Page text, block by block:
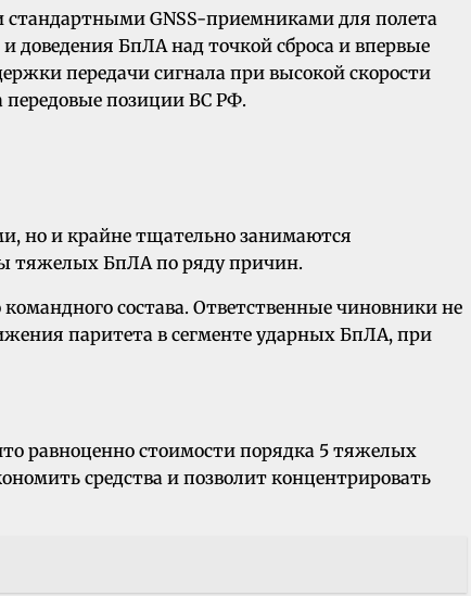
GNSS-приемниками для полета
доведения БпЛА над точкой сброса и впервые
передачи сигнала при высокой скорости
передовые позиции ВС РФ.
но и крайне тщательно занимаются
тяжелых БпЛА по ряду причин.
состава. Ответственные чиновники не
паритета в сегменте ударных БпЛА, при
равноценно стоимости порядка 5 тяжелых
средства и позволит концентрировать